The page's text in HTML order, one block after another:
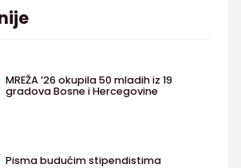
MREŽA ’26 okupila 50 mladih iz 19
gradova Bosne i Hercegovine
Pisma budućim stipendistima